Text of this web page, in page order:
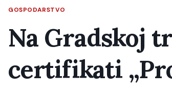
GOSPODARSTVO
Na Gradskoj
certifikati